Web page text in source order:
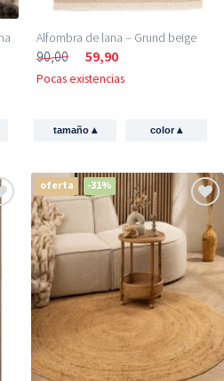
Alfombra de lana – Grund beige
90,00 59,90
Pocas existencias
tamaño ▴ color▴
oferta -31%